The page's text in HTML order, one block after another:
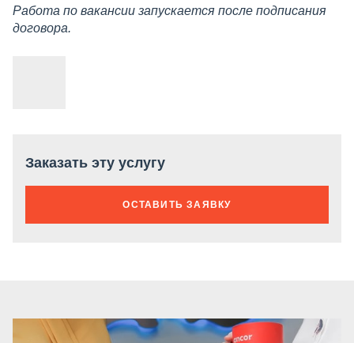
Работа по вакансии запускается после подписания
договора.
Заказать эту услугу
ОСТАВИТЬ ЗАЯВКУ